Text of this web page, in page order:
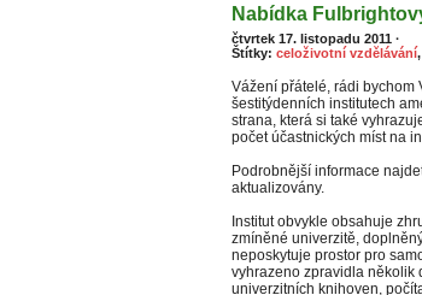
Nabídka
čtvrtek 17. listopadu 2011 ·
Štítky: celoživotní vzdělávání,
Vážení přátelé, rádi bychom
šestitýdenních institutech
strana, která si také
počet účastnických míst na
Podrobnější informace
aktualizovány.
Institut obvykle obsahuje
zmíněné univerzitě,
neposkytuje prostor pro
vyhrazeno zpravidla několik
univerzitních knihoven,